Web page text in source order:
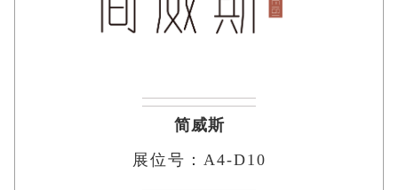
简威斯
展位号：A4-D10